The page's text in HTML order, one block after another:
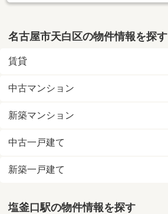
名古屋市天白区の物件情報を探す
賃貸
中古マンション
新築マンション
中古一戸建て
新築一戸建て
塩釜口駅の物件情報を探す